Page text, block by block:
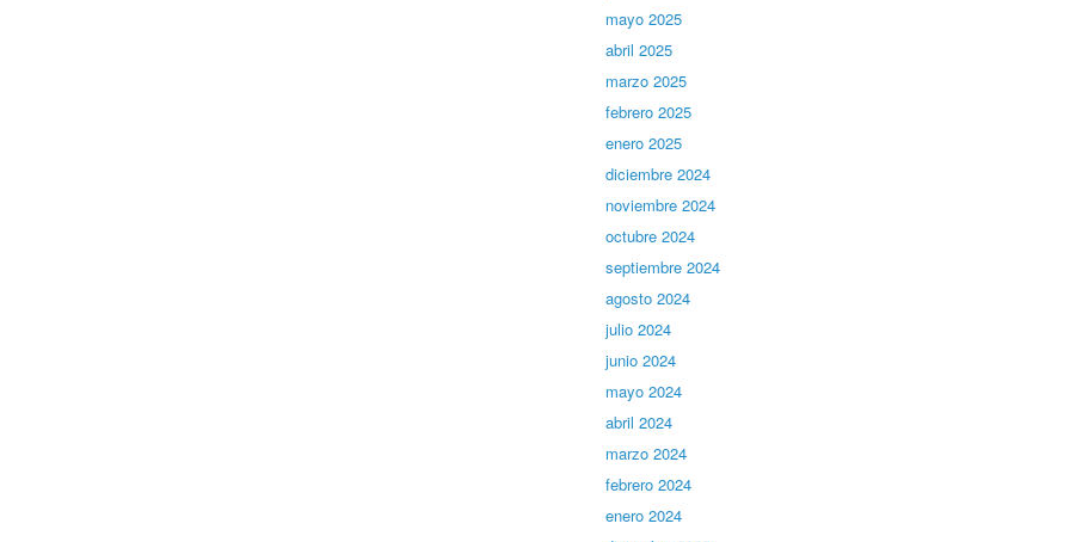
mayo 2025
abril 2025
marzo 2025
febrero 2025
enero 2025
diciembre 2024
noviembre 2024
octubre 2024
septiembre 2024
agosto 2024
julio 2024
junio 2024
mayo 2024
abril 2024
marzo 2024
febrero 2024
enero 2024